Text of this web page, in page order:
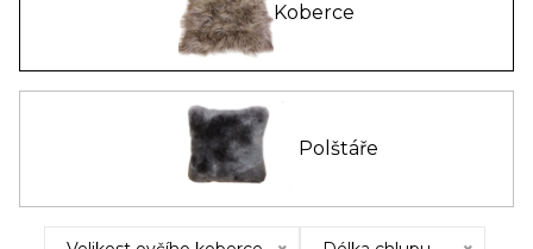
Koberce
Polštáře